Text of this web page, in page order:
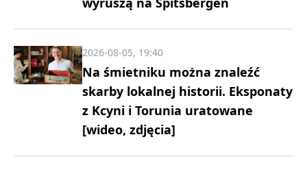
Na śmietniku można znaleźć
skarby lokalnej historii. Eksponaty
z Kcyni i Torunia uratowane
[wideo, zdjęcia]
2026-08-05, 19:40